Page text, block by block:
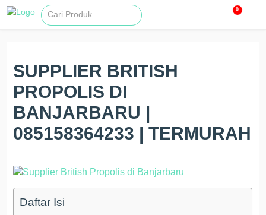
0
SUPPLIER BRITISH
PROPOLIS DI
BANJARBARU |
085158364233 | TERMURAH
Daftar Isi